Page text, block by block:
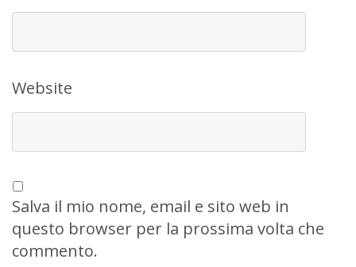
Website
Salva il mio nome, email e sito web in
questo browser per la prossima volta che
commento.